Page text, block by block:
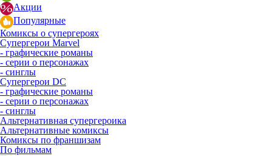
Акции
Популярные
Комиксы о супергероях
Супергерои Marvel
- графические романы
- серии о персонажах
- синглы
Супергерои DC
- графические романы
- серии о персонажах
- синглы
Альтернативная супергероика
Альтернативные комиксы
Комиксы по франшизам
По фильмам